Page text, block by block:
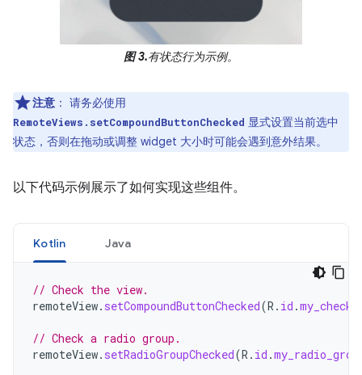
图 3.有状态行为示例。
注意 ： 请务必使用
RemoteViews.setCompoundButtonChecked 显式设置当前选中
状态，否则在拖动或调整 widget 大小时可能会遇到意外结果。
以下代码示例展示了如何实现这些组件。
Kotlin Java
// Check the view.
remoteView. setCompoundButtonChecked(R . id .
// Check a radio group.
remoteView. setRadioGroupChecked(R . id .